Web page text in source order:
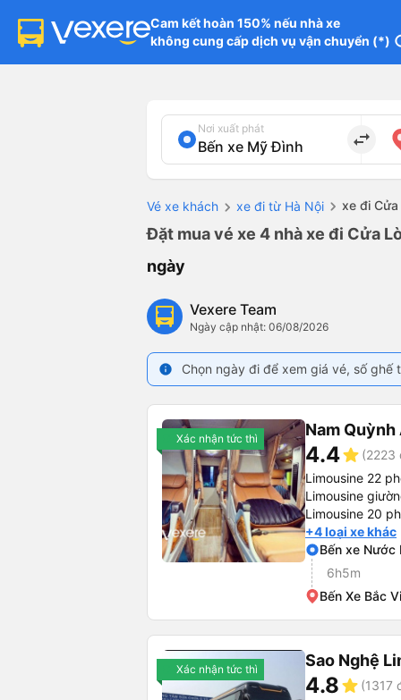
Cam kết hoàn 150% nếu nhà xe
không cung cấp dịch vụ vận chuyển (*)
Nơi xuất phát
import_export
Vé xe khách xe đi từ Hà Nội xe đi
Đặt mua vé xe 4 nhà xe đi Cửa
ngày
Vexere Team
Ngày cập nhật: 06/08/2026
info Chọn ngày đi để xem giá vé, số
Xác nhận tức thì Nam Quỳnh
4.4star (2223
Limousine 22
Limousine
Limousine 20
+4 loại xe khác
Bến xe Nước
6h5m
Bến Xe Bắc
Xác nhận tức thì Sao Nghệ
4.8star (1317